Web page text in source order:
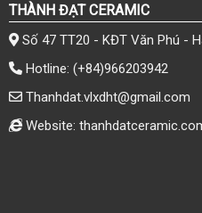
THÀNH ĐẠT CERAMIC
Số 47 TT20 - KĐT Văn Phú -
Hotline: (+84)966203942
Thanhdat.vlxdht@gmail.com
Website: